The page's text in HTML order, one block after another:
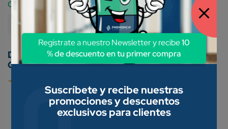
Category:
Material De Curación
Conoce nuestros métodos de pago:
Suscríbete y recibe nuestras
promociones y descuentos
exclusivos para clientes
Regístrate a nuestro Newsletter y recibe10
% de descuento en tu primer compra